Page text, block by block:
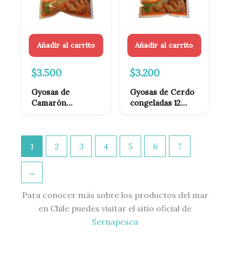
Añadir al carrito
$3.500
Gyosas de
Camarón
Añadir al carrito
$3.200
Gyosas de Cerdo
congeladas 12
1 2 3 4 5 6 7
→
Para conocer más sobre los productos del mar
en Chile puedes visitar el sitio oficial de
Sernapesca